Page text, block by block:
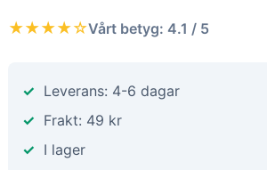
★★★★☆Vårt betyg: 4.1 / 5
Leverans: 4-6 dagar
Frakt: 49 kr
I lager